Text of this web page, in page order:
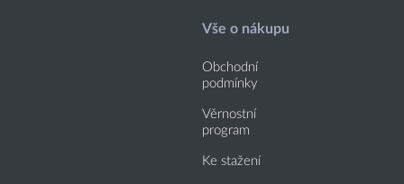
Vše o nákupu
Obchodní
podmínky
Věrnostní
program
Ke stažení